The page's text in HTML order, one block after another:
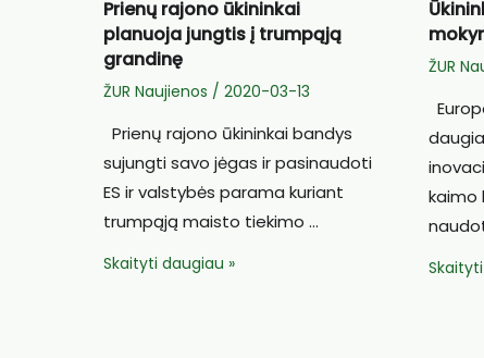
Prienų rajono ūkininkai
planuoja jungtis į trumpąją
grandinę
ŽUR Naujienos / 2020-03-13
Prienų rajono ūkininkai bandys
sujungti savo jėgas ir pasinaudoti
ES ir valstybės parama kuriant
trumpąją maisto tiekimo …
Prienų
Skaityti daugiau »
ŽUR
kaimo